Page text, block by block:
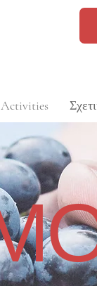
Activities